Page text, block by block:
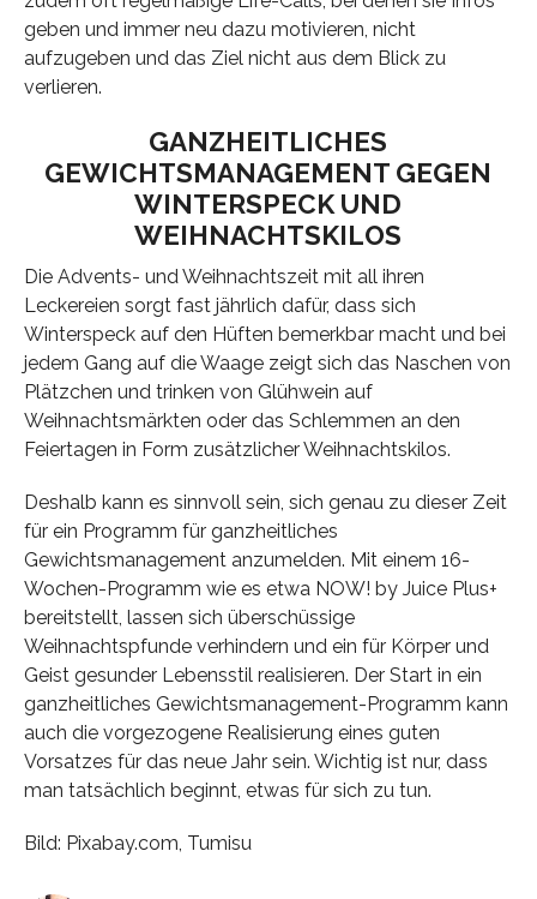
geben und immer neu dazu motivieren, nicht
aufzugeben und das Ziel nicht aus dem Blick zu
verlieren.
GANZHEITLICHES
GEWICHTSMANAGEMENT GEGEN
WINTERSPECK UND
WEIHNACHTSKILOS
Die Advents- und Weihnachtszeit mit all ihren
Leckereien sorgt fast jährlich dafür, dass sich
Winterspeck auf den Hüften bemerkbar macht und bei
jedem Gang auf die Waage zeigt sich das Naschen von
Plätzchen und trinken von Glühwein auf
Weihnachtsmärkten oder das Schlemmen an den
Feiertagen in Form zusätzlicher Weihnachtskilos.
Deshalb kann es sinnvoll sein, sich genau zu dieser Zeit
für ein Programm für ganzheitliches
Gewichtsmanagement anzumelden. Mit einem 16-
Wochen-Programm wie es etwa NOW! by Juice Plus+
bereitstellt, lassen sich überschüssige
Weihnachtspfunde verhindern und ein für Körper und
Geist gesunder Lebensstil realisieren. Der Start in ein
ganzheitliches Gewichtsmanagement-Programm kann
auch die vorgezogene Realisierung eines guten
Vorsatzes für das neue Jahr sein. Wichtig ist nur, dass
man tatsächlich beginnt, etwas für sich zu tun.
Bild: Pixabay.com, Tumisu